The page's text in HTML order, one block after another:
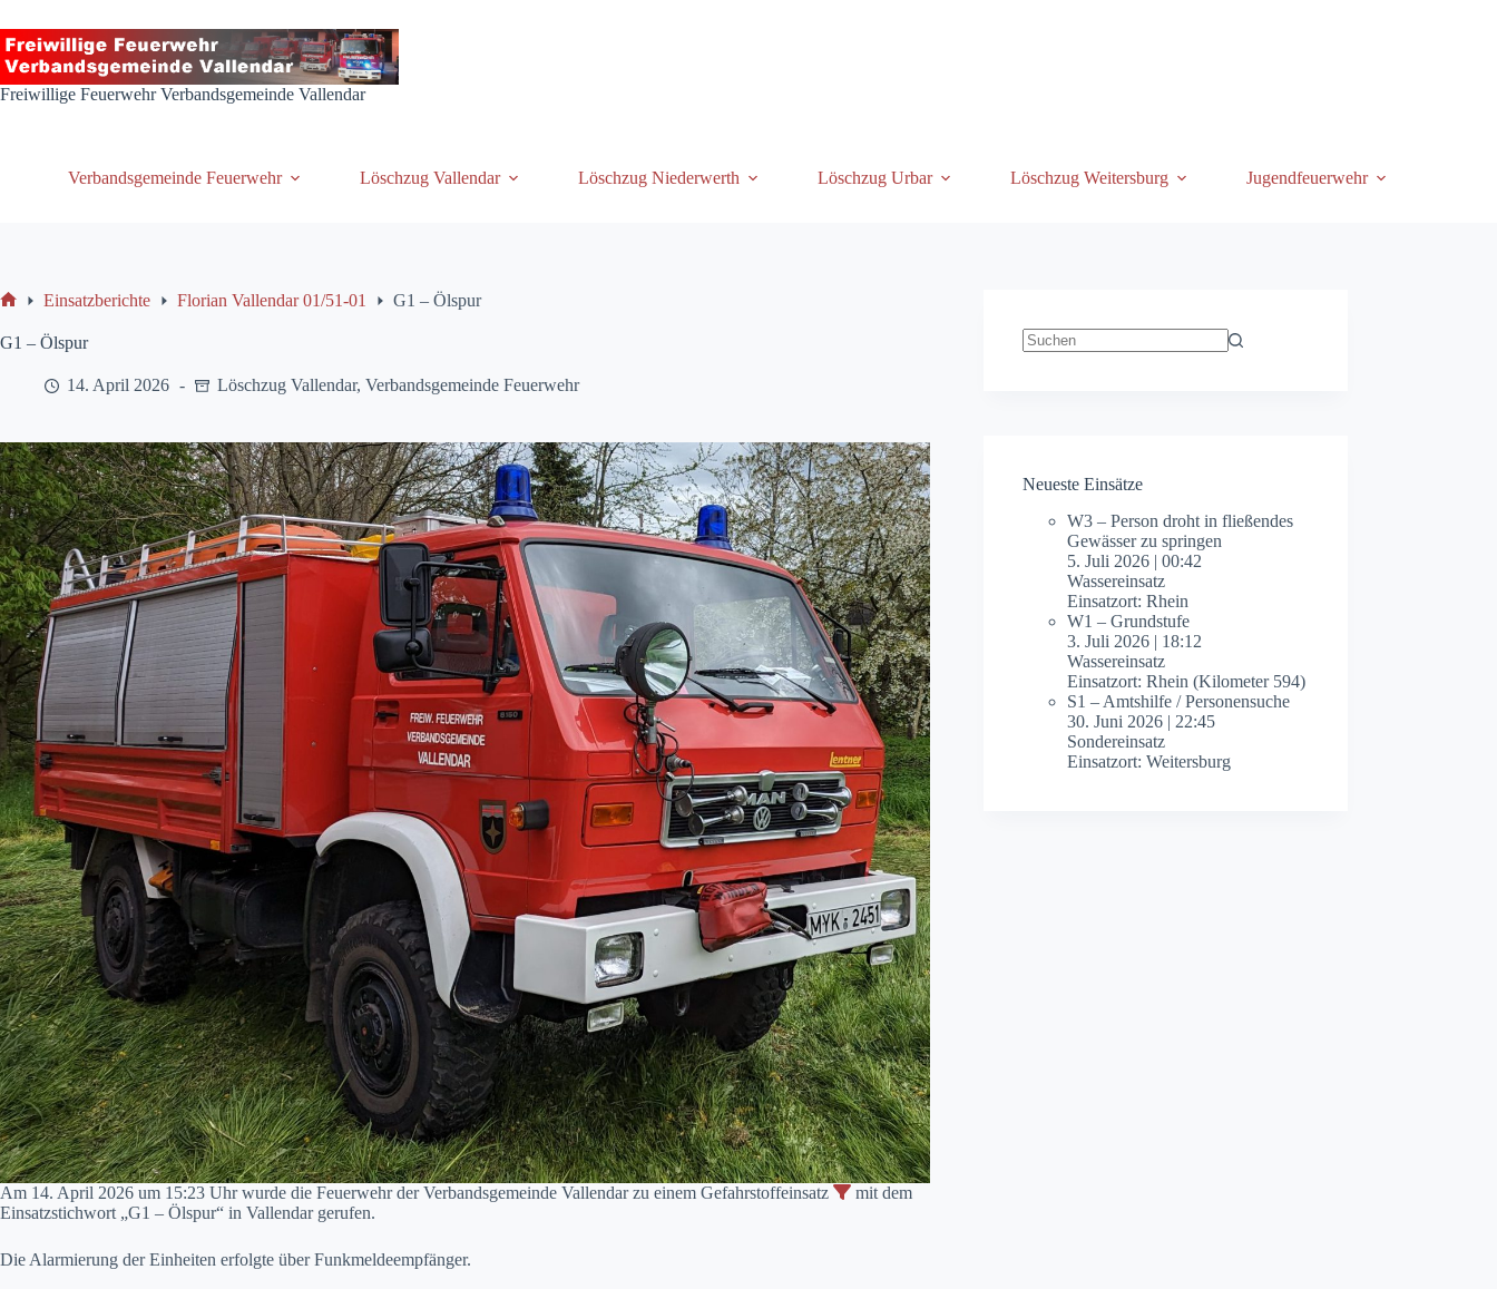
Inhalt
springen
Freiwillige Feuerwehr Verbandsgemeinde Vallendar
Verbandsgemeinde Feuerwehr Löschzug Vallendar Löschzug Niederwerth Löschzug Urbar Löschzug Weitersburg Jugendfeuerwehr
Einsatzberichte Florian Vallendar 01/51-01 G1 – Ölspur
G1 – Ölspur
14. April 2026 Löschzug Vallendar, Verbandsgemeinde Feuerwehr
Am 14. April 2026 um 15:23 Uhr wurde die Feuerwehr der Verbandsgemeinde Vallendar zu einem Gefahrstoffeinsatz
mit dem
Einsatzstichwort „G1 – Ölspur“ in Vallendar gerufen.
Die Alarmierung der Einheiten erfolgte über Funkmeldeempfänger.
Neueste Einsätze
W3 – Person droht in fließendes
Gewässer zu springen
5. Juli 2026 |00:42
Wassereinsatz
Einsatzort: Rhein
W1 – Grundstufe
3. Juli 2026 | 18:12
Wassereinsatz
Einsatzort: Rhein (Kilometer 594)
S1 – Amtshilfe / Personensuche
30. Juni 2026 | 22:45
Sondereinsatz
Einsatzort: Weitersburg